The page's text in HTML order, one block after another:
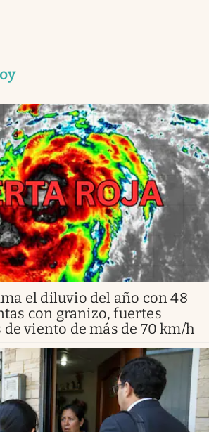
el diluvio del año con 48
con granizo, fuertes
viento de más de 70 km/h